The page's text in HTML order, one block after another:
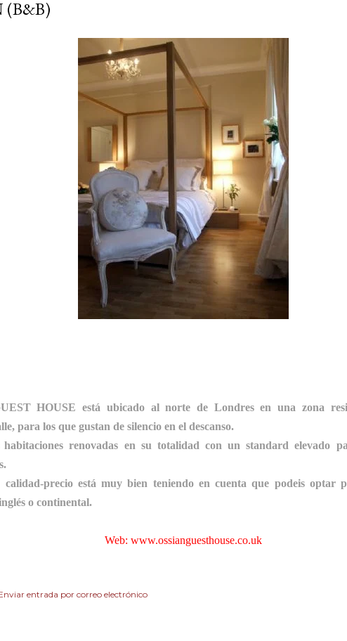
(B&B)
HOUSE está ubicado al norte de Londres en una zona
para los que gustan de silencio en el descanso.
habitaciones renovadas en su totalidad con un standard elevado
precio está muy bien teniendo en cuenta que podeis optar
o continental.
Web: www.ossianguesthouse.co.uk
entrada por correo electrónico